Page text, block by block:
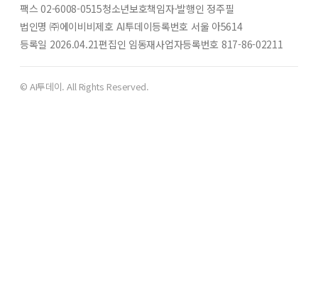
팩스 02-6008-0515청소년보호책임자·발행인 정주필
법인명 ㈜에이비비제호 AI투데이등록번호 서울 아5614
등록일 2026.04.21편집인 임동재사업자등록번호 817-86-02211
© AI투데이. All Rights Reserved.